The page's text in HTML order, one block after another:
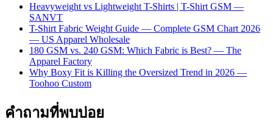
Heavyweight vs Lightweight T-Shirts | T-Shirt GSM —
SANVT
T-Shirt Fabric Weight Guide — Complete GSM Chart 2026
— US Apparel Wholesale
180 GSM vs. 240 GSM: Which Fabric is Best? — The
Apparel Factory
Why Boxy Fit is Killing the Oversized Trend in 2026 —
Toohoo Custom
คำถามที่พบบ่อย